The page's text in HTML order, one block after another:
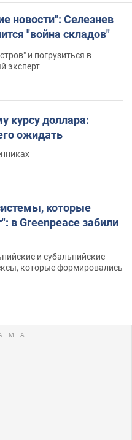
новости": Селезнев
"война складов"
и погрузиться в
эксперт
курсу доллара:
ожидать
которые
в Greenpeace забили
и субальпийские
которые формировались